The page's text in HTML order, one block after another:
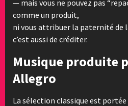
— mais vous ne pouvez pas
comme un produit,
ni vous attribuer la paternité de
c’est aussi de créditer.
Musique produite
Allegro
La sélection classique est